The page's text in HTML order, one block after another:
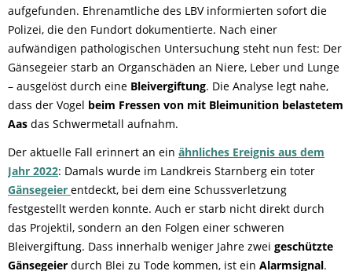
aufgefunden. Ehrenamtliche des LBV informierten sofort die
Polizei, die den Fundort dokumentierte. Nach einer
aufwändigen pathologischen Untersuchung steht nun fest: Der
Gänsegeier starb an Organschäden an Niere, Leber und Lunge
– ausgelöst durch eine Bleivergiftung. Die Analyse legt nahe,
dass der Vogel beim Fressen von mit Bleimunition belastetem
Aas das Schwermetall aufnahm.
Der aktuelle Fall erinnert an ein ähnliches Ereignis aus dem
Jahr 2022: Damals wurde im Landkreis Starnberg ein toter
Gänsegeier entdeckt, bei dem eine Schussverletzung
festgestellt werden konnte. Auch er starb nicht direkt durch
das Projektil, sondern an den Folgen einer schweren
Bleivergiftung. Dass innerhalb weniger Jahre zwei geschützte
Gänsegeier durch Blei zu Tode kommen, ist ein Alarmsignal.